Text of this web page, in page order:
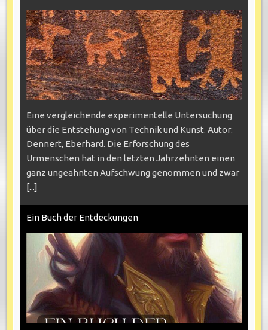
Eine vergleichende experimentelle Untersuchung
über die Entstehung von Technik und Kunst. Autor:
Dennert, Eberhard. Die Erforschung des
Urmenschen hat in den letzten Jahrzehnten einen
ganz ungeahnten Aufschwung genommen und zwar
[...]
Ein Buch der Entdeckungen